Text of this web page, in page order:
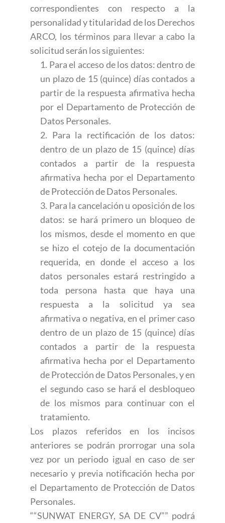
correspondientes con respecto a la
personalidad y titularidad de los Derechos
ARCO, los términos para llevar a cabo la
solicitud serán los siguientes:
1. Para el acceso de los datos: dentro de
un plazo de 15 (quince) días contados a
partir de la respuesta afirmativa hecha
por el Departamento de Protección de
Datos Personales.
2. Para la rectificación de los datos:
dentro de un plazo de 15 (quince) días
contados a partir de la respuesta
afirmativa hecha por el Departamento
de Protección de Datos Personales.
3. Para la cancelación u oposición de los
datos: se hará primero un bloqueo de
los mismos, desde el momento en que
se hizo el cotejo de la documentación
requerida, en donde el acceso a los
datos personales estará restringido a
toda persona hasta que haya una
respuesta a la solicitud ya sea
afirmativa o negativa, en el primer caso
dentro de un plazo de 15 (quince) días
contados a partir de la respuesta
afirmativa hecha por el Departamento
de Protección de Datos Personales, y en
el segundo caso se hará el desbloqueo
de los mismos para continuar con el
tratamiento.
Los plazos referidos en los incisos
anteriores se podrán prorrogar una sola
vez por un periodo igual en caso de ser
necesario y previa notificación hecha por
el Departamento de Protección de Datos
Personales.
““SUNWAT ENERGY, SA DE CV”” podrá